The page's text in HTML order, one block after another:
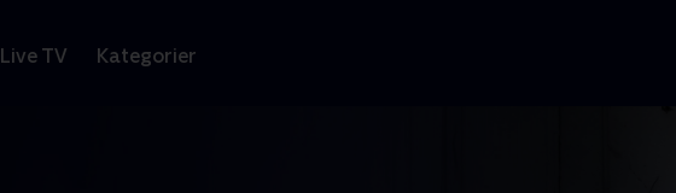
Live TV Kategorier